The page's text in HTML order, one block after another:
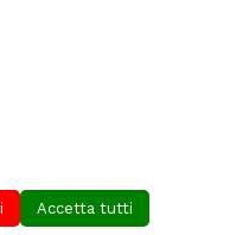
Accetta tutti